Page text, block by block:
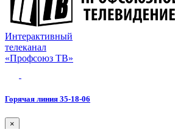
Интерактивный
телеканал
«Профсоюз ТВ»
Горячая линия 35-18-06
×